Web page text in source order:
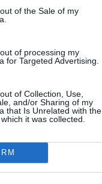
of the Sale of my
of processing my
for Targeted Advertising.
of Collection, Use,
and/or Sharing of my
that Is Unrelated with the
it was collected.
en Montijo
Montijo